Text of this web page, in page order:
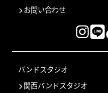
お問い合わせ
バンドスタジオ
関西バンドスタジオ